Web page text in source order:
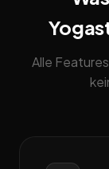
Alle